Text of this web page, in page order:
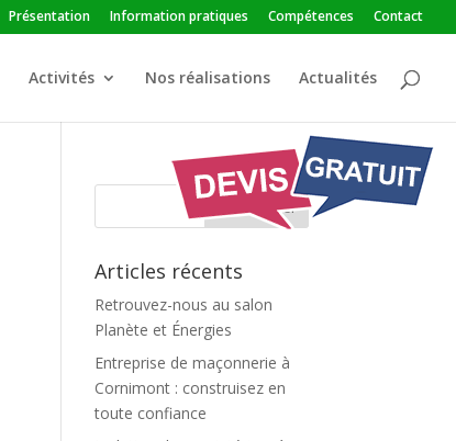
Présentation Information pratiques Compétences Contact
Activités Nos réalisations Actualités
Articles récents
Retrouvez-nous au salon
Planète et Énergies
Entreprise de maçonnerie à
Cornimont : construisez en
toute confiance